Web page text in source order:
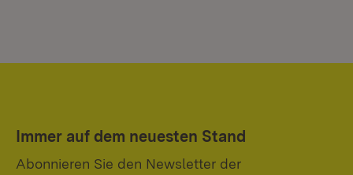
Immer auf dem neuesten Stand
Abonnieren Sie den Newsletter der